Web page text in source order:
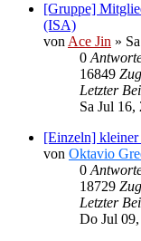
[Gruppe]
(ISA)
von Ace Jin »
0
16849
Letzter
Sa Jul 16,
[Einzeln] kleiner
von Oktavio
0
18729
Letzter
Do Jul